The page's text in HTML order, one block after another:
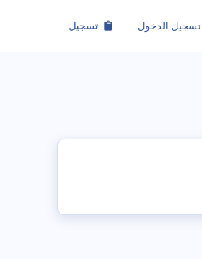
تسجيل الدخول تسجيل